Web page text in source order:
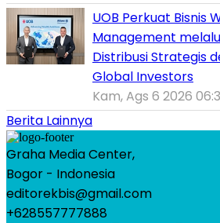
UOB Perkuat Bisnis
Management
Distribusi Strategis
Global Investors
Kam, Ags 6 2026
Berita Lainnya
Graha Media Center,
Bogor - Indonesia
editorekbis@gmail.com
+628557777888